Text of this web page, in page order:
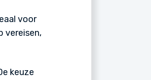
voor
vereisen,
keuze